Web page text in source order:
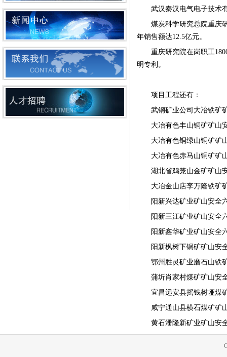
武汉秦汉电气电子技术
煤炭科学研究总院重庆
年销售额达12.5亿元。
重庆研究院在岗职工
明专利。
项目工程还有：
武钢矿业公司大冶铁矿
大冶有色丰山铜矿矿山
大冶有色铜绿山铜矿矿
大冶有色赤马山铜矿矿
湖北省鸡笼山金矿矿山
大冶金山店李万隆铁矿
阳新兴达矿业矿山安全
阳新三江矿业矿山安全
阳新鑫华矿业矿山安全
阳新枫树下铜矿矿山安
鄂州胜灵矿业磨石山铁
蒲圻肖家村煤矿矿山安
宜昌远安县摇钱树垭煤
咸宁通山县横石煤矿矿
黄石潘隆新矿业矿山安